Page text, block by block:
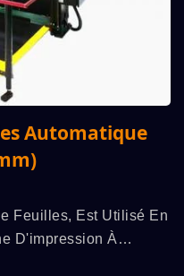
Automatique
Feuilles, Est Utilisé En
D'impression À